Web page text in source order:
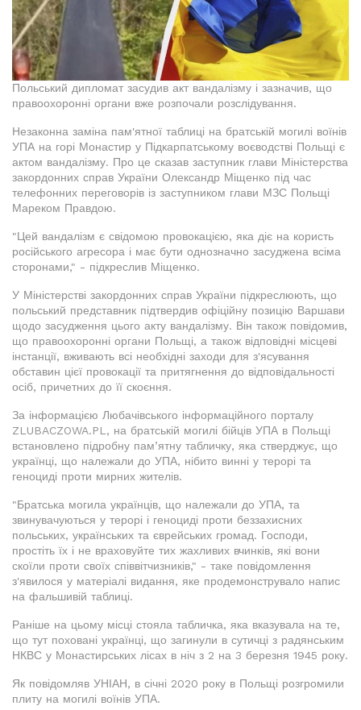
Польський дипломат засудив акт вандалізму і зазначив, що
правоохоронні органи вже розпочали розслідування.
Незаконна заміна пам'ятної таблиці на братській могилі воїнів
УПА на горі Монастир у Підкарпатському воєводстві Польщі є
актом вандалізму. Про це сказав заступник глави Міністерства
закордонних справ України Олександр Міщенко під час
телефонних переговорів із заступником глави МЗС Польщі
Мареком Правдою.
"Цей вандалізм є свідомою провокацією, яка діє на користь
російського агресора і має бути однозначно засуджена всіма
сторонами," - підкреслив Міщенко.
У Міністерстві закордонних справ України підкреслюють, що
польський представник підтвердив офіційну позицію Варшави
щодо засудження цього акту вандалізму. Він також повідомив,
що правоохоронні органи Польщі, а також відповідні місцеві
інстанції, вживають всі необхідні заходи для з'ясування
обставин цієї провокації та притягнення до відповідальності
осіб, причетних до її скоєння.
За інформацією Любачівського інформаційного порталу
ZLUBACZOWA.PL, на братській могилі бійців УПА в Польщі
встановлено підробну пам’ятну табличку, яка стверджує, що
українці, що належали до УПА, нібито винні у терорі та
геноциді проти мирних жителів.
"Братська могила українців, що належали до УПА, та
звинувачуються у терорі і геноциді проти беззахисних
польських, українських та єврейських громад. Господи,
простіть їх і не враховуйте тих жахливих вчинків, які вони
скоїли проти своїх співвітчизників," - таке повідомлення
з'явилося у матеріалі видання, яке продемонструвало напис
на фальшивій таблиці.
Раніше на цьому місці стояла табличка, яка вказувала на те,
що тут поховані українці, що загинули в сутичці з радянським
НКВС у Монастирських лісах в ніч з 2 на 3 березня 1945 року.
Як повідомляв УНІАН, в січні 2020 року в Польщі розгромили
плиту на могилі воїнів УПА.